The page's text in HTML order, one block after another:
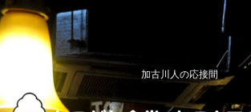
加古川人の応接間